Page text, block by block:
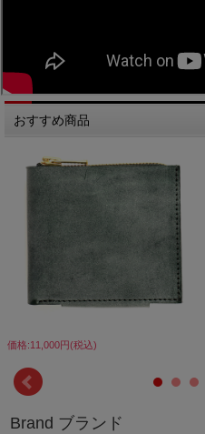
おすすめ商品
価格:11,000円(税込)
Brand ブランド